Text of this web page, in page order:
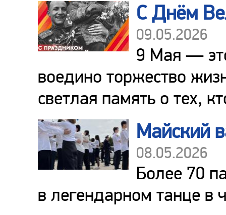
С Днём
09.05.2026
9 Мая —
воедино торжество
светлая память о тех,
Майский
08.05.2026
Более 70
в легендарном танце в